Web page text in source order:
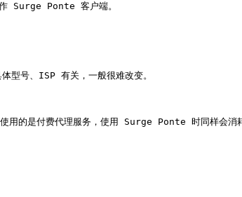
Surge Ponte 客户端。
号、ISP 有关，一般很难改变。
用的是付费代理服务，使用 Surge Ponte 时同样会消